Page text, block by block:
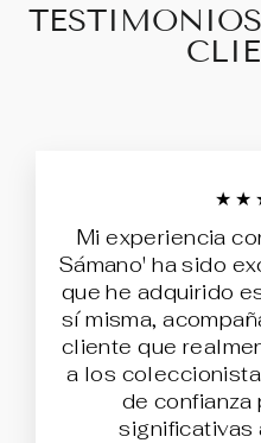
Mi experiencia
Sámano' ha sido
que he adquirido
sí misma,
cliente que
a los
de confianza
significativas